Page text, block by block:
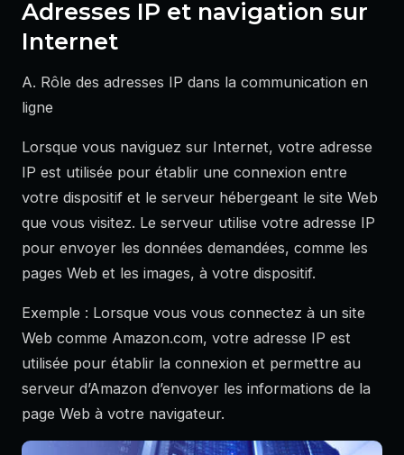
Adresses IP et navigation sur
Internet
A. Rôle des adresses IP dans la communication en
ligne
Lorsque vous naviguez sur Internet, votre adresse
IP est utilisée pour établir une connexion entre
votre dispositif et le serveur hébergeant le site Web
que vous visitez. Le serveur utilise votre adresse IP
pour envoyer les données demandées, comme les
pages Web et les images, à votre dispositif.
Exemple : Lorsque vous vous connectez à un site
Web comme Amazon.com, votre adresse IP est
utilisée pour établir la connexion et permettre au
serveur d’Amazon d’envoyer les informations de la
page Web à votre navigateur.